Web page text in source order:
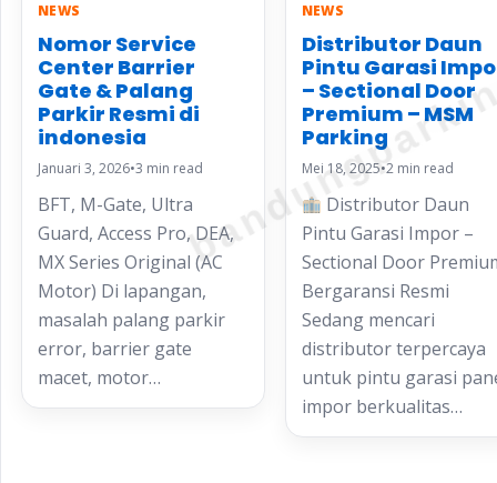
NEWS
Nomor Service
Center Barrier
Gate & Palang
Parkir Resmi di
indonesia
Januari 3, 2026•3 min read
BFT, M-Gate, Ultra
Guard, Access Pro, DEA,
MX Series Original (AC
Motor) Di lapangan,
masalah palang parkir
error, barrier gate
macet, motor…
NEWS
Distributor Daun
Pintu Garasi
– Sectional Door
Premium – MSM
Parking
Mei 18, 2025•2 min read
Distributor Daun
Pintu Garasi Impor –
Sectional Door
Bergaransi Resmi
Sedang mencari
distributor terpercaya
untuk pintu garasi
impor berkualitas…